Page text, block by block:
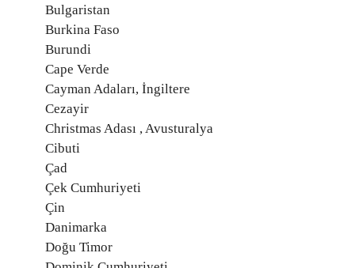
Bulgaristan
Burkina Faso
Burundi
Cape Verde
Cayman Adaları, İngiltere
Cezayir
Christmas Adası , Avusturalya
Cibuti
Çad
Çek Cumhuriyeti
Çin
Danimarka
Doğu Timor